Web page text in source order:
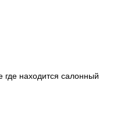
где находится салонный